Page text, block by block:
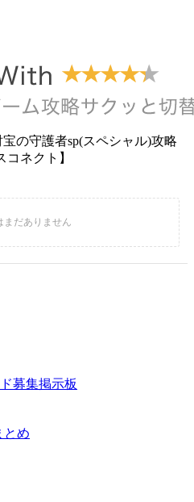
の守護者sp(スペシャル)攻略
ネクト】
募集掲示板
とめ